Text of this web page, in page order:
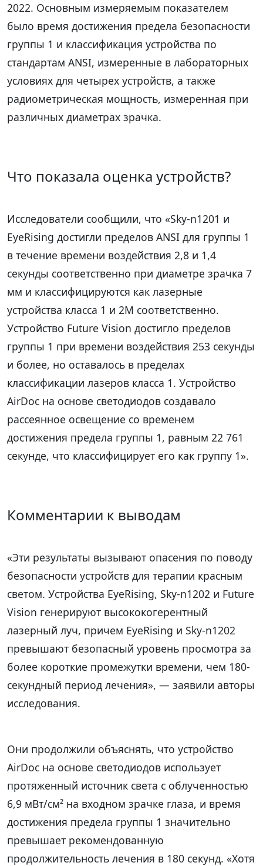
2022. Основным измеряемым показателем
было время достижения предела безопасности
группы 1 и классификация устройства по
стандартам ANSI, измеренные в лабораторных
условиях для четырех устройств, а также
радиометрическая мощность, измеренная при
различных диаметрах зрачка.
Что показала оценка устройств?
Исследователи сообщили, что «Sky-n1201 и
EyeRising достигли пределов ANSI для группы 1
в течение времени воздействия 2,8 и 1,4
секунды соответственно при диаметре зрачка 7
мм и классифицируются как лазерные
устройства класса 1 и 2M соответственно.
Устройство Future Vision достигло пределов
группы 1 при времени воздействия 253 секунды
и более, но оставалось в пределах
классификации лазеров класса 1. Устройство
AirDoc на основе светодиодов создавало
рассеянное освещение со временем
достижения предела группы 1, равным 22 761
секунде, что классифицирует его как группу 1».
Комментарии к выводам
«Эти результаты вызывают опасения по поводу
безопасности устройств для терапии красным
светом. Устройства EyeRising, Sky-n1202 и Future
Vision генерируют высококогерентный
лазерный луч, причем EyeRising и Sky-n1202
превышают безопасный уровень просмотра за
более короткие промежутки времени, чем 180-
секундный период лечения», — заявили авторы
исследования.
Они продолжили объяснять, что устройство
AirDoc на основе светодиодов использует
протяженный источник света с облученностью
6,9 мВт/см² на входном зрачке глаза, и время
достижения предела группы 1 значительно
превышает рекомендованную
продолжительность лечения в 180 секунд. «Хотя